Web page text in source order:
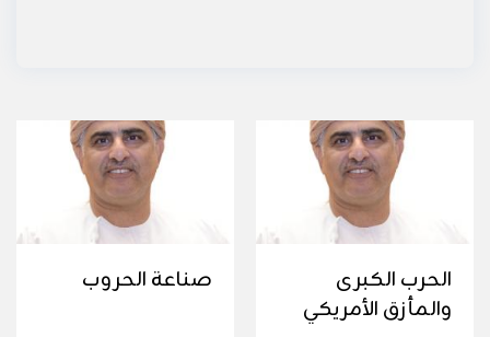
الحرب الكبرى
والمأزق الأمريكي
صناعة الحروب